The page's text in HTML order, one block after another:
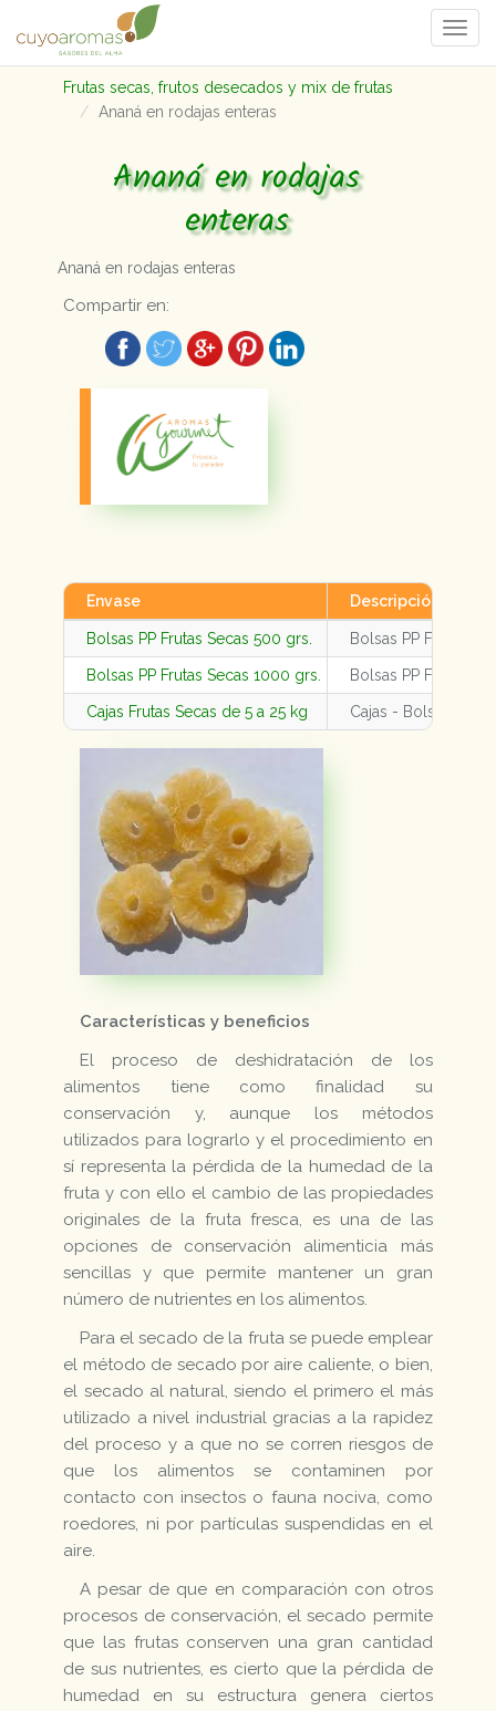
Frutas secas, frutos desecados y mix de frutas
Ananá en rodajas enteras
Ananá en rodajas
enteras
Ananá en rodajas enteras
Compartir en:
Envase Descripción
Bolsas PP Frutas Secas 500 grs. Bolsas PP Frutas
Bolsas PP Frutas Secas 1000 grs. Bolsas PP Frutas
Cajas Frutas Secas de 5 a 25 kg Cajas - Bolsas
Características y beneficios
El proceso de deshidratación de los
alimentos tiene como finalidad su
conservación y, aunque los métodos
utilizados para lograrlo y el procedimiento en
sí representa la pérdida de la humedad de la
fruta y con ello el cambio de las propiedades
originales de la fruta fresca, es una de las
opciones de conservación alimenticia más
sencillas y que permite mantener un gran
número de nutrientes en los alimentos.
Para el secado de la fruta se puede emplear
el método de secado por aire caliente, o bien,
el secado al natural, siendo el primero el más
utilizado a nivel industrial gracias a la rapidez
del proceso y a que no se corren riesgos de
que los alimentos se contaminen por
contacto con insectos o fauna nociva, como
roedores, ni por partículas suspendidas en el
aire.
A pesar de que en comparación con otros
procesos de conservación, el secado permite
que las frutas conserven una gran cantidad
de sus nutrientes, es cierto que la pérdida de
humedad en su estructura genera ciertos